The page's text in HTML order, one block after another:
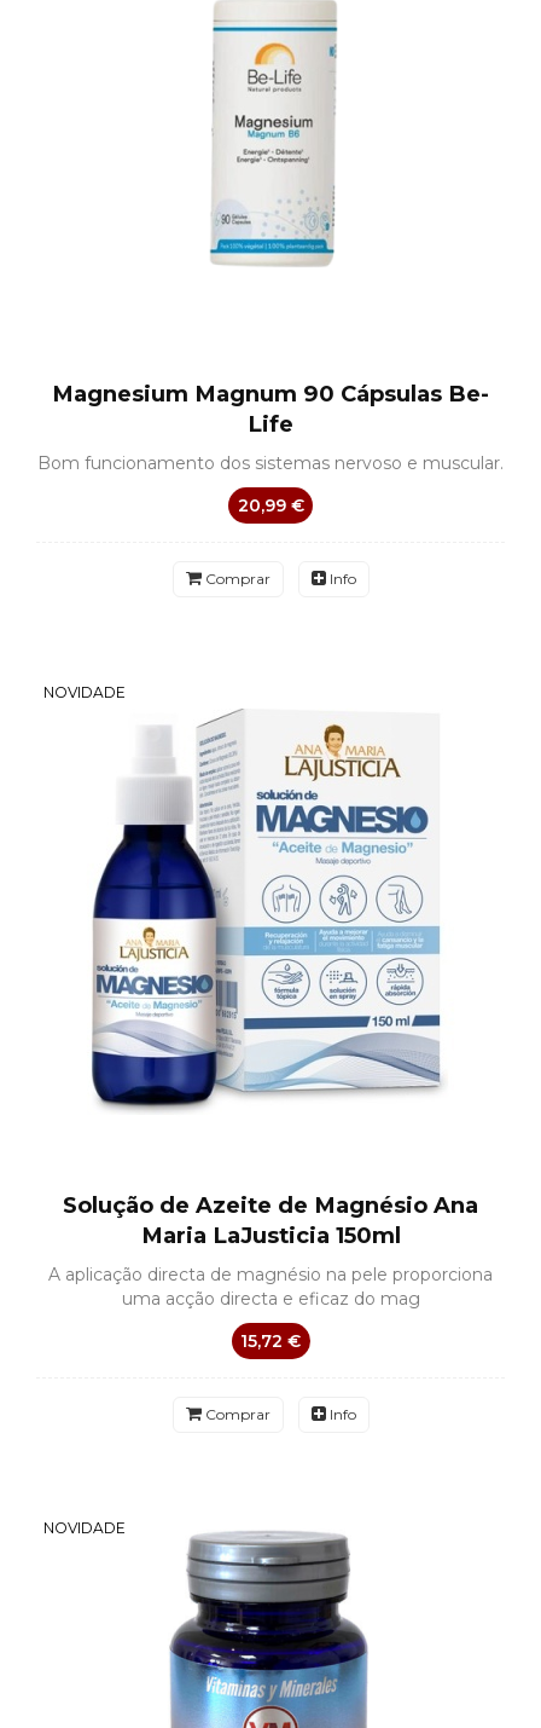
Magnesium Magnum 90 Cápsulas Be-
Life
Bom funcionamento dos sistemas nervoso e muscular.
20,99 €
Comprar Info
NOVIDADE
Solução de Azeite de Magnésio Ana
Maria LaJusticia 150ml
A aplicação directa de magnésio na pele proporciona
uma acção directa e eficaz do mag
15,72 €
Comprar Info
NOVIDADE